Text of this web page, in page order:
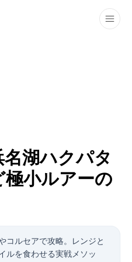
名湖ハクパタ
など極小ルアーの
やコルセア65で攻略。レンジと
ルを食わせる実戦メソッ